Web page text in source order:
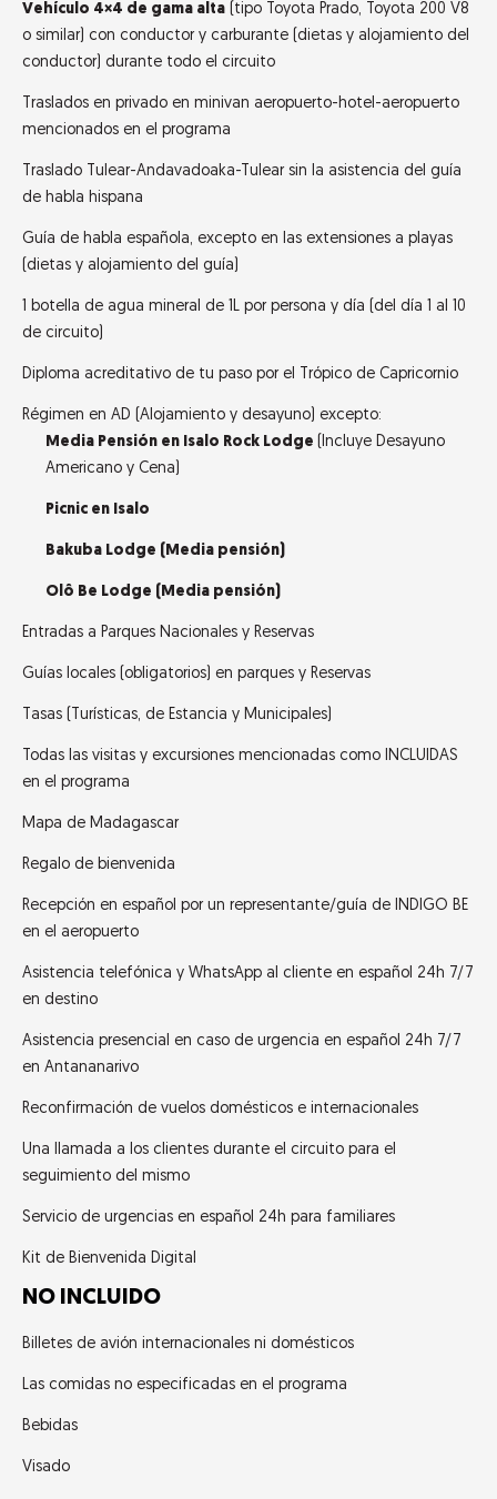
Vehículo 4×4 de gama alta (tipo Toyota Prado, Toyota 200 V8
o similar) con conductor y carburante (dietas y alojamiento del
conductor) durante todo el circuito
Traslados en privado en minivan aeropuerto-hotel-aeropuerto
mencionados en el programa
Traslado Tulear-Andavadoaka-Tulear sin la asistencia del guía
de habla hispana
Guía de habla española, excepto en las extensiones a playas
(dietas y alojamiento del guía)
1 botella de agua mineral de 1L por persona y día (del día 1 al 10
de circuito)
Diploma acreditativo de tu paso por el Trópico de Capricornio
Régimen en AD (Alojamiento y desayuno) excepto:
Media Pensión en Isalo Rock Lodge (Incluye Desayuno
Americano y Cena)
Picnic en Isalo
Bakuba Lodge (Media pensión)
Olô Be Lodge (Media pensión)
Entradas a Parques Nacionales y Reservas
Guías locales (obligatorios) en parques y Reservas
Tasas (Turísticas, de Estancia y Municipales)
Todas las visitas y excursiones mencionadas como INCLUIDAS
en el programa
Mapa de Madagascar
Regalo de bienvenida
Recepción en español por un representante/guía de INDIGO BE
en el aeropuerto
Asistencia telefónica y WhatsApp al cliente en español 24h 7/7
en destino
Asistencia presencial en caso de urgencia en español 24h 7/7
en Antananarivo
Reconfirmación de vuelos domésticos e internacionales
Una llamada a los clientes durante el circuito para el
seguimiento del mismo
Servicio de urgencias en español 24h para familiares
Kit de Bienvenida Digital
NO INCLUIDO
Billetes de avión internacionales ni domésticos
Las comidas no especificadas en el programa
Bebidas
Visado